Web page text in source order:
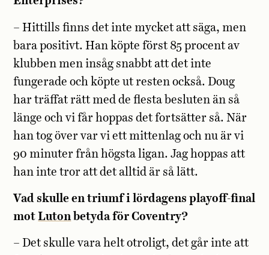
– Hittills finns det inte mycket att säga, men
bara positivt. Han köpte först 85 procent av
klubben men insåg snabbt att det inte
fungerade och köpte ut resten också. Doug
har träffat rätt med de flesta besluten än så
länge och vi får hoppas det fortsätter så. När
han tog över var vi ett mittenlag och nu är vi
90 minuter från högsta ligan. Jag hoppas att
han inte tror att det alltid är så lätt.
Vad skulle en triumf i lördagens playoff-final
motLutonbetyda för Coventry?
– Det skulle vara helt otroligt, det går inte att